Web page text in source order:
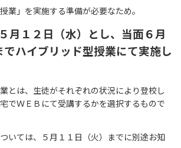
業」を実施する準備が必要なため。
月１２日（水）とし、当面６月
でハイブリッド型授業にて実施し
とは、生徒がそれぞれの状況により登校し
でＷＥＢにて受講するかを選択するもので
いては、５月１１日（火）までに別途お知